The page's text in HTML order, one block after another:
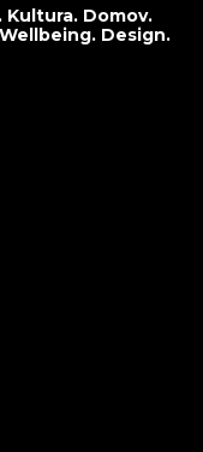
Kultura. Domov.
Design.